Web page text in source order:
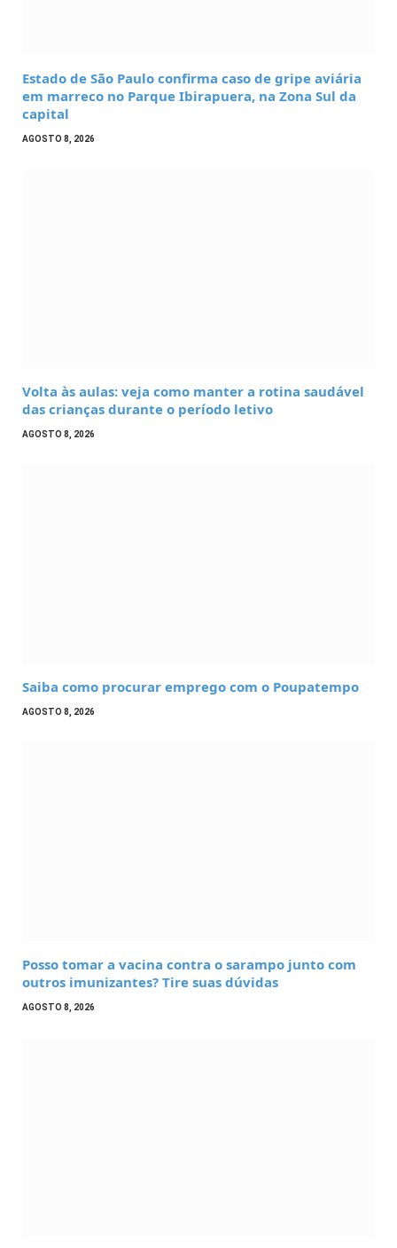
Estado de São Paulo confirma caso de gripe aviária
em marreco no Parque Ibirapuera, na Zona Sul da
capital
AGOSTO 8, 2026
Volta às aulas: veja como manter a rotina saudável
das crianças durante o período letivo
AGOSTO 8, 2026
Saiba como procurar emprego com o Poupatempo
AGOSTO 8, 2026
Posso tomar a vacina contra o sarampo junto com
outros imunizantes? Tire suas dúvidas
AGOSTO 8, 2026